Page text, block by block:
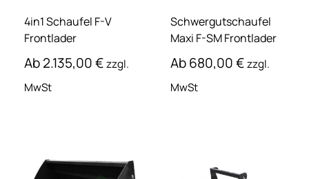
4in1 Schaufel F-V
Frontlader
Ab2.135,00€ zzgl.
MwSt
Schwergutschaufel
Maxi F-SM Frontlader
Ab680,00€zzgl.
MwSt